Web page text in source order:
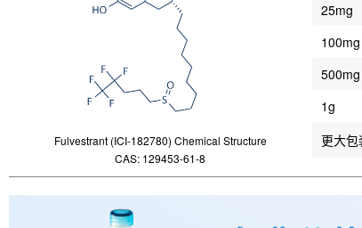
Fulvestrant (ICI-182780) Chemical Structure
CAS: 129453-61-8
25mg
100mg
500mg
1g
更大包